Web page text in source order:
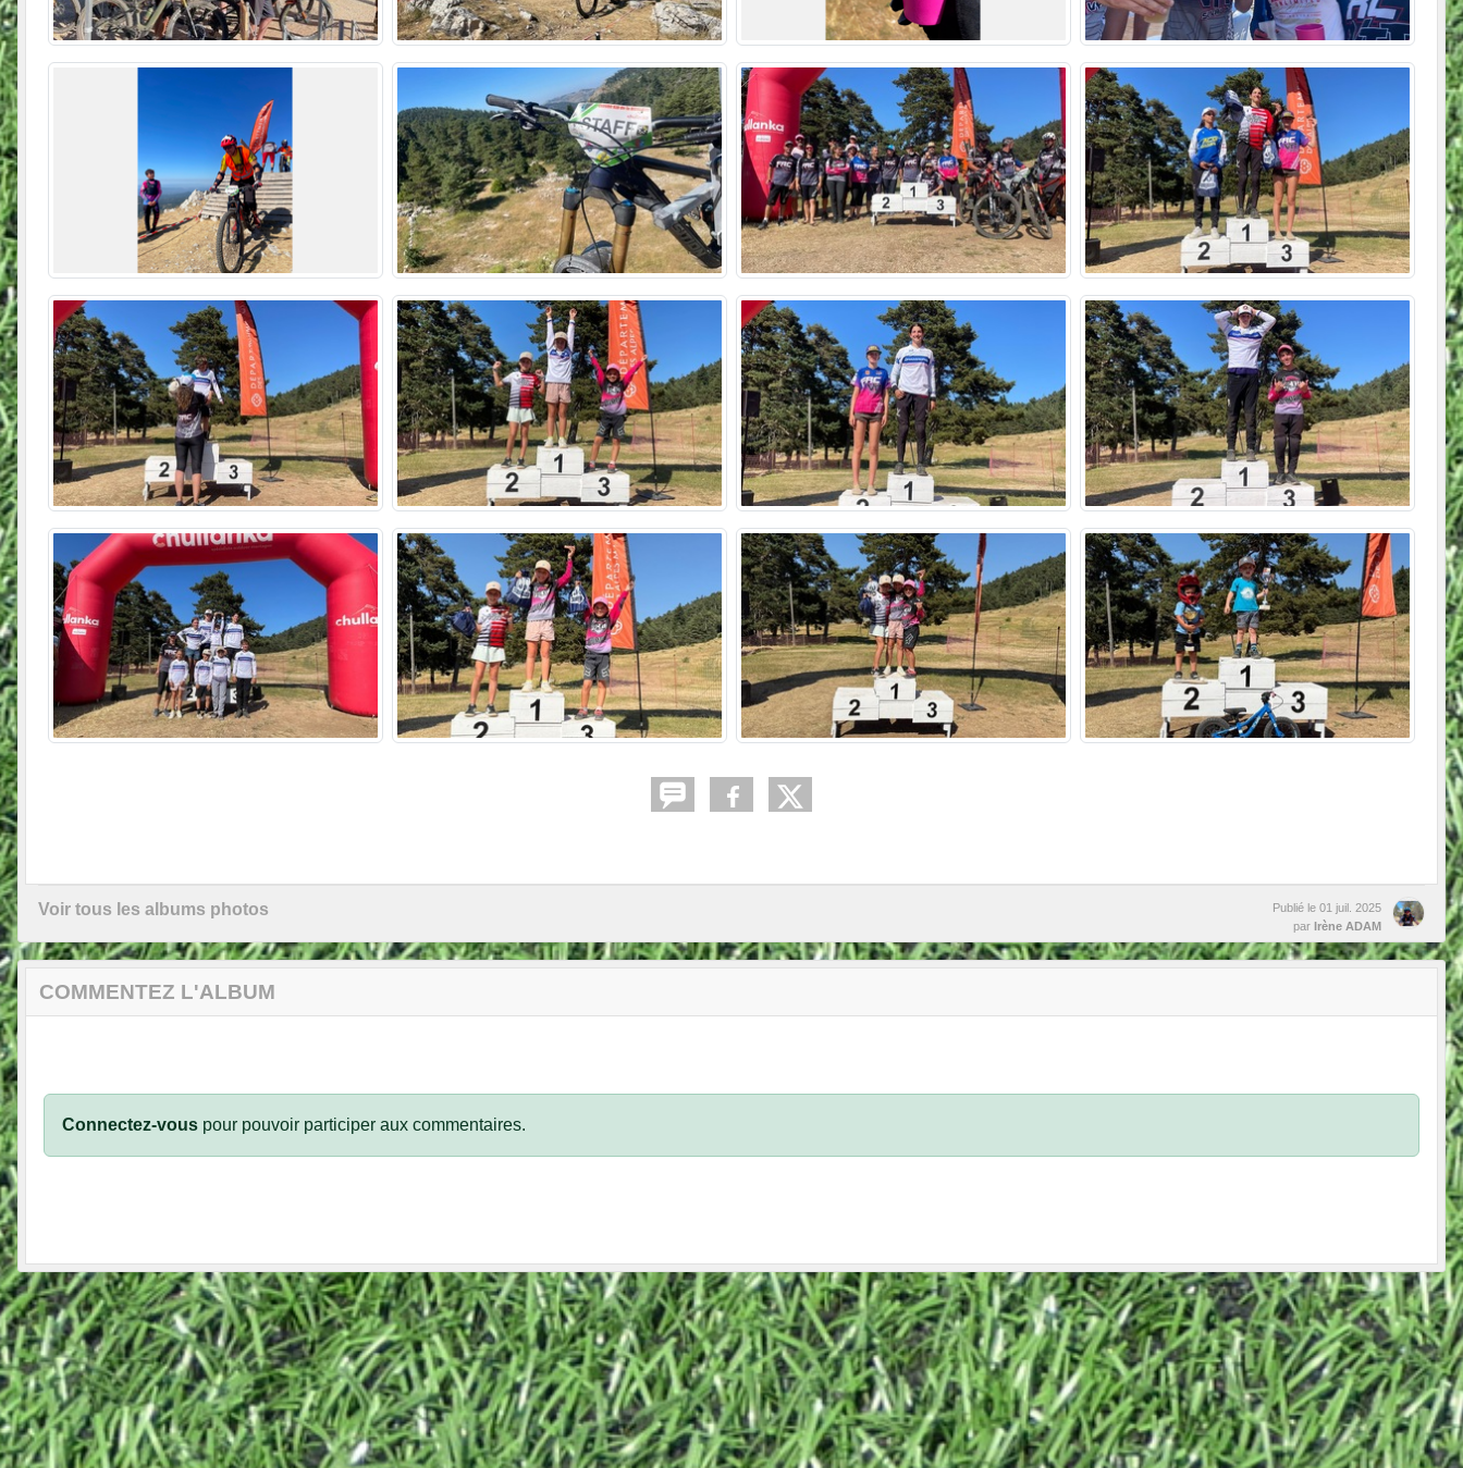
Voir tous les albums photos Publié le 01 juil. 2025
par Irène ADAM
COMMENTEZ L'ALBUM
Connectez-vous pour pouvoir participer aux commentaires.